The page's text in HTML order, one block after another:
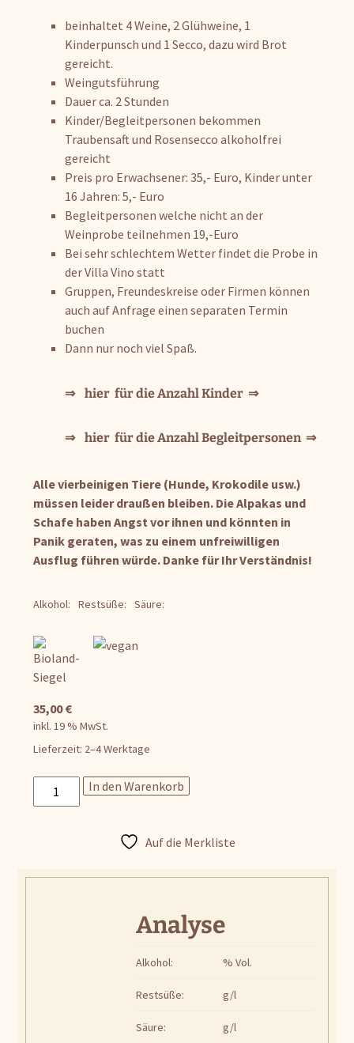
beinhaltet 4 Weine, 2 Glühweine, 1
Kinderpunsch und 1 Secco, dazu wird Brot
gereicht.
Weingutsführung
Dauer ca. 2 Stunden
Kinder/Begleitpersonen bekommen
Traubensaft und Rosensecco alkoholfrei
gereicht
Preis pro Erwachsener: 35,- Euro, Kinder unter
16 Jahren: 5,- Euro
Begleitpersonen welche nicht an der
Weinprobe teilnehmen 19,-Euro
Bei sehr schlechtem Wetter findet die Probe in
der Villa Vino statt
Gruppen, Freundeskreise oder Firmen können
auch auf Anfrage einen separaten Termin
buchen
Dann nur noch viel Spaß.
⇒ hier für die Anzahl Kinder ⇒
⇒ hier für die Anzahl Begleitpersonen ⇒
Alle vierbeinigen Tiere (Hunde, Krokodile usw.)
müssen leider draußen bleiben. Die Alpakas und
Schafe haben Angst vor ihnen und könnten in
Panik geraten, was zu einem unfreiwilligen
Ausflug führen würde. Danke für Ihr Verständnis!
Alkohol: Restsüße: Säure:
35,00€
inkl. 19 % MwSt.
Lieferzeit: 2–4 Werktage
Weinprobe
&
Alpakaweide
In den Warenkorb
Auf die Merkliste
Analyse
Alkohol: % Vol.
Restsüße: g/l
Säure: g/l